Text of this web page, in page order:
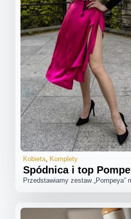
Kobieta Komplety
Spódnica i top
Przedstawiamy zestaw „Pompeya”